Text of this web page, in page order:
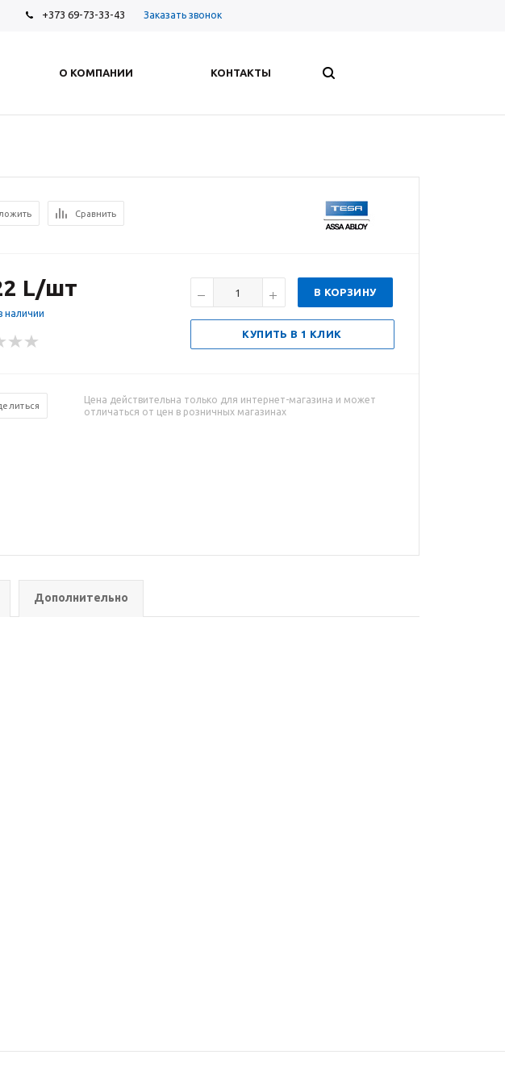
+373 69-73-33-43 Заказать звонок
О КОМПАНИИ КОНТАКТЫ
Сравнить
L/шт
наличии
В КОРЗИНУ
КУПИТЬ В 1 КЛИК
Цена действительна только для интернет-магазина и может
отличаться от цен в розничных магазинах
Дополнительно